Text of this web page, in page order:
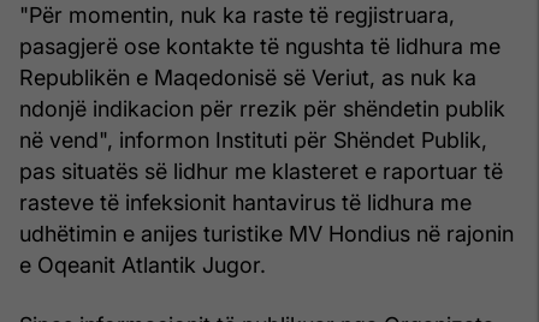
"Për momentin, nuk ka raste të regjistruara,
pasagjerë ose kontakte të ngushta të lidhura me
Republikën e Maqedonisë së Veriut, as nuk ka
ndonjë indikacion për rrezik për shëndetin publik
në vend", informon Instituti për Shëndet Publik,
pas situatës së lidhur me klasteret e raportuar të
rasteve të infeksionit hantavirus të lidhura me
udhëtimin e anijes turistike MV Hondius në rajonin
e Oqeanit Atlantik Jugor.